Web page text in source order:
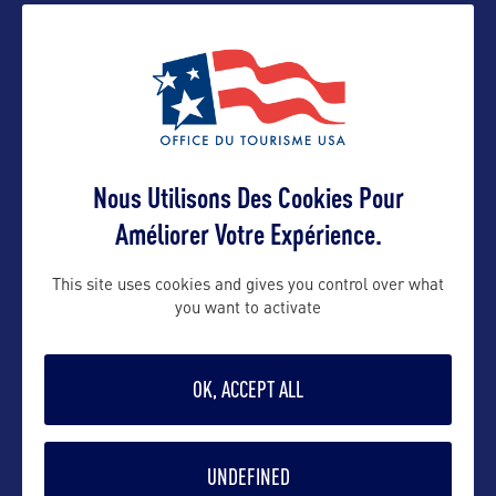
VOIR LE SITE
DANS LA MÊME CATEGORIE
Nous Utilisons Des Cookies Pour
Améliorer Votre Expérience.
This site uses cookies and gives you control over what
you want to activate
OK, ACCEPT ALL
UNDEFINED